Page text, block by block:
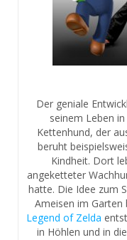
Der geniale
seinem Leben
Kettenhund, der
beruht
Kindheit. Dort
angeketteter
hatte. Die Idee zum
Ameisen im
Legend of Zelda
in Höhlen und in